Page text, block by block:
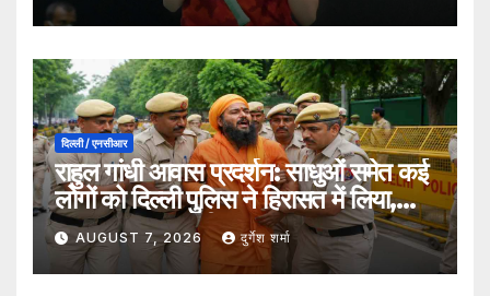
दिल्ली / एनसीआर
राहुल गांधी आवास प्रदर्शन: साधुओं समेत कई
लोगों को दिल्ली पुलिस ने हिरासत में लिया,
सुरक्षा व्यवस्था कड़ी
AUGUST 7, 2026 दुर्गेश शर्मा